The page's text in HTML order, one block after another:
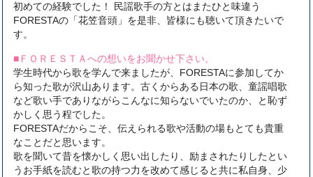
初めての経験でした！ 民謡歌手の方とはまたひと味違う
FORESTAの「花笠音頭」を是非、皆様にも聴いて頂きたいで
す。
■ＦＯＲＥＳＴＡへの想いをお聞かせ下さい。
学生時代から歌を学んで来ましたが、FORESTAに参加してか
ら知った歌が沢山あります。古くからある日本の歌、童謡唱歌
など歌い手でありながらこんなに知らないでいたのか、と恥ず
かしく思う程でした。
FORESTAだからこそ、伝えられる歌や活動の場もとても貴重
なことだと思います。
歌を聞いて昔を懐かしく思い出したり、励まされたりしたとい
うお手紙を読むと歌の持つ力を改めて感じると共に私自身、少